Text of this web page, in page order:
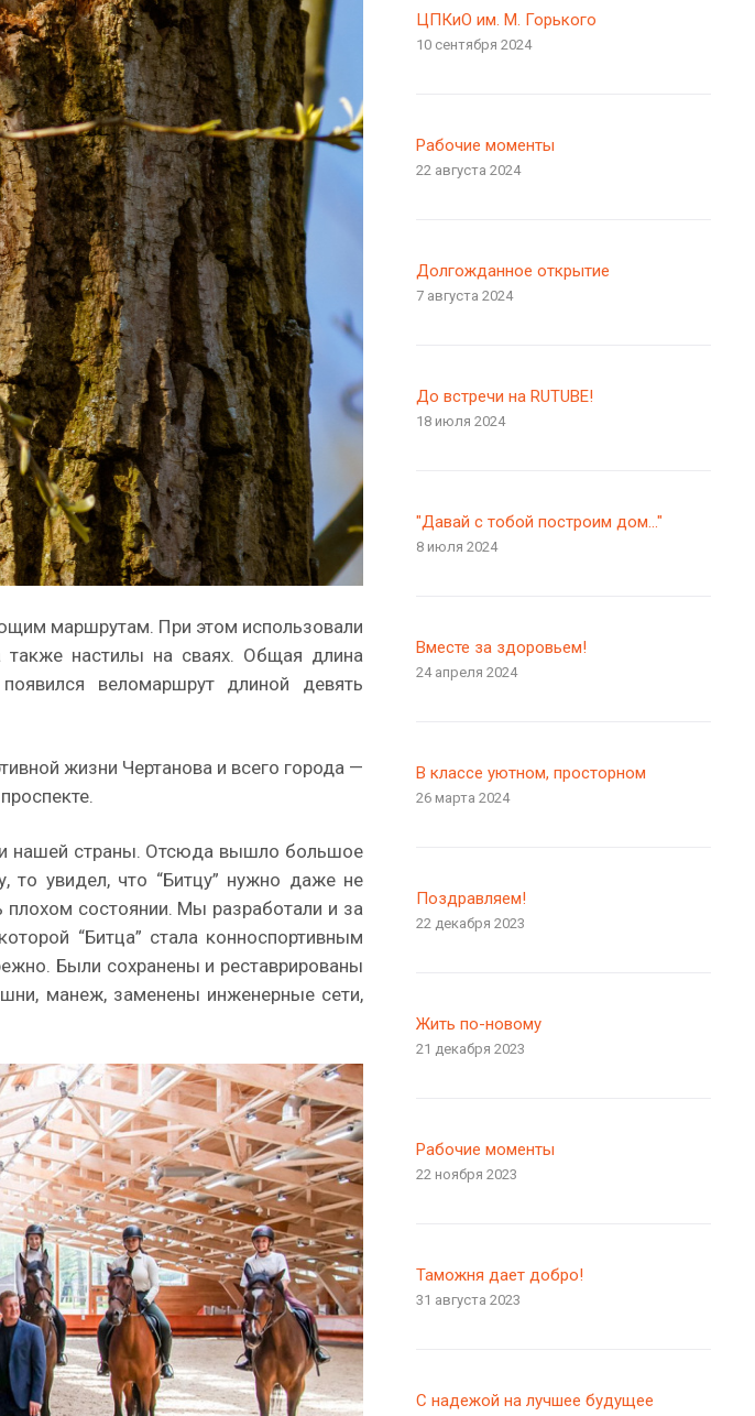
маршрутам. При этом использовали
также настилы на сваях. Общая длина
веломаршрут длиной девять
жизни Чертанова и всего города —
нашей страны. Отсюда вышло большое
то увидел, что “Битцу” нужно даже не
плохом состоянии. Мы разработали и за
“Битца” стала конноспортивным
Были сохранены и реставрированы
манеж, заменены инженерные сети,
ЦПКиО им. М. Горького
10 сентября 2024
Рабочие моменты
22 августа 2024
Долгожданное открытие
7 августа 2024
До встречи на RUTUBE!
18 июля 2024
"Давай с тобой построим дом..."
8 июля 2024
Вместе за здоровьем!
24 апреля 2024
В классе уютном, просторном
26 марта 2024
Поздравляем!
22 декабря 2023
Жить по-новому
21 декабря 2023
Рабочие моменты
22 ноября 2023
Таможня дает добро!
31 августа 2023
С надежой на лучшее будущее